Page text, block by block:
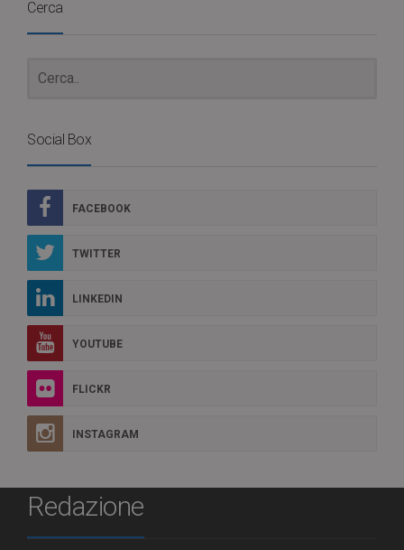
Cerca
Social Box
FACEBOOK
TWITTER
LINKEDIN
YOUTUBE
FLICKR
INSTAGRAM
Redazione